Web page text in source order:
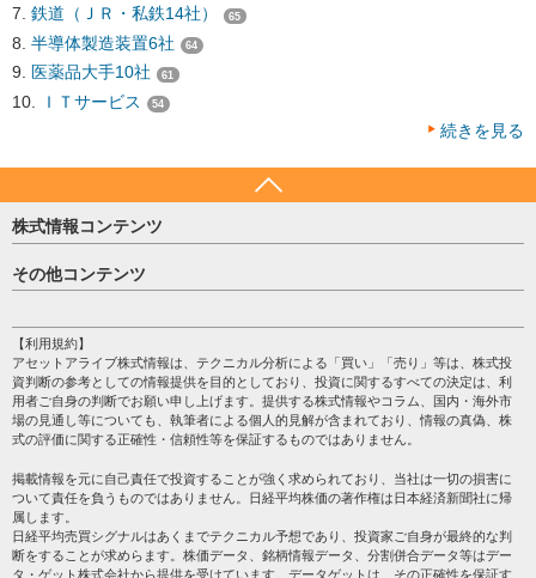
鉄道（ＪＲ・私鉄14社） 65
半導体製造装置6社 64
医薬品大手10社 61
ＩＴサービス 54
続きを見る
株式情報コンテンツ
日経平均
売買シグナル
注目銘柄
株テーマ情報
海外市況
投資カレンダー
格付け情報
その他コンテンツ
個人情報保護方針
プライバシーポリシー
会社案内
サイトマップ
過去データ
【利用規約】
アセットアライブ株式情報は、テクニカル分析による「買い」「売り」等は、株式投
資判断の参考としての情報提供を目的としており、投資に関するすべての決定は、利
用者ご自身の判断でお願い申し上げます。提供する株式情報やコラム、国内・海外市
場の見通し等についても、執筆者による個人的見解が含まれており、情報の真偽、株
式の評価に関する正確性・信頼性等を保証するものではありません。
掲載情報を元に自己責任で投資することが強く求められており、当社は一切の損害に
ついて責任を負うものではありません。日経平均株価の著作権は日本経済新聞社に帰
属します。
日経平均売買シグナルはあくまでテクニカル予想であり、投資家ご自身が最終的な判
断をすることが求めらます。株価データ、銘柄情報データ、分割併合データ等はデー
タ・ゲット株式会社から提供を受けています。データゲットは、その正確性を保証す